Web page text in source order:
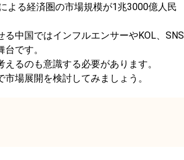
よる経済圏の市場規模が1兆3000億人民
中国ではインフルエンサーやKOL、SNS
です。
るのも意識する必要があります。
場展開を検討してみましょう。